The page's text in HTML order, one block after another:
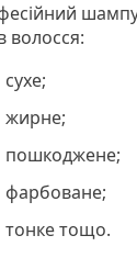
волосся:
сухе;
жирне;
пошкоджене;
фарбоване;
тонке тощо.